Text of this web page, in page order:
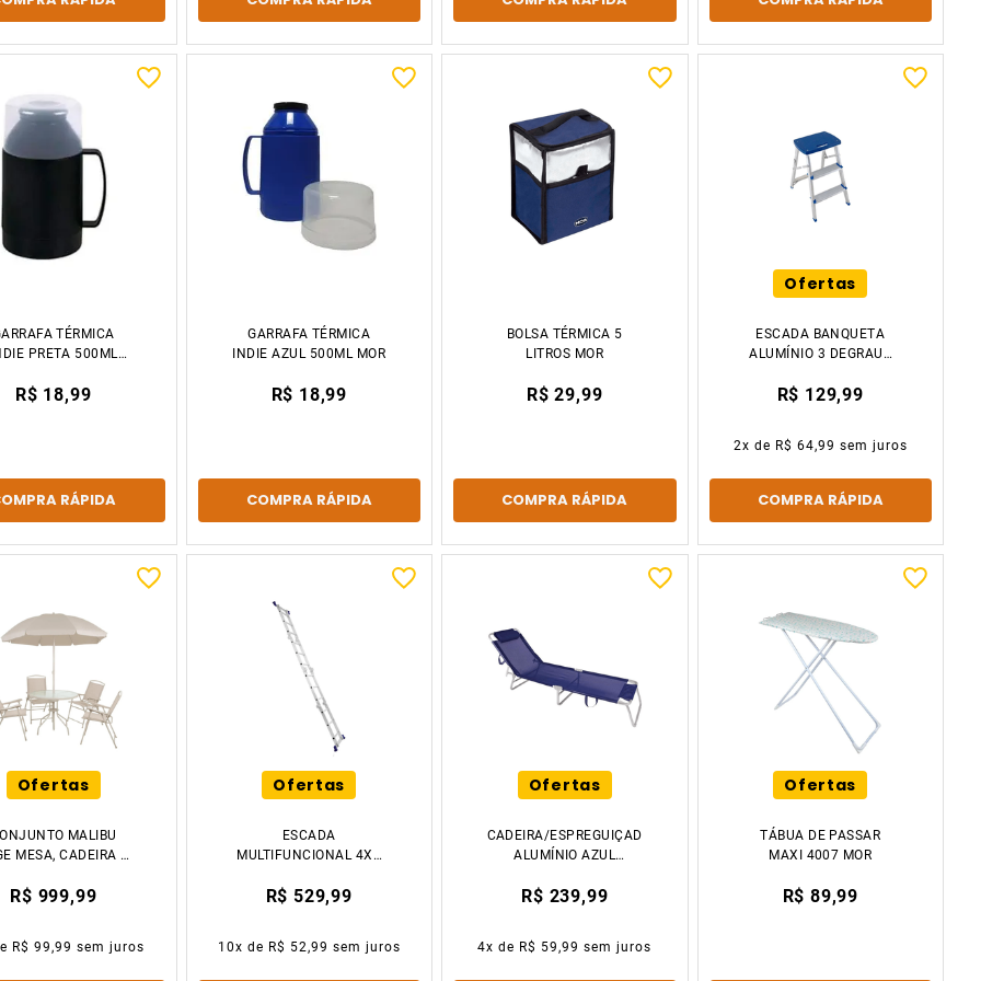
TÉRMICA
PRETA 500ML
R$ 18,99
RÁPIDA
GARRAFA TÉRMICA
INDIE AZUL 500ML MOR
R$ 18,99
COMPRA RÁPIDA
BOLSA TÉRMICA 5
LITROS MOR
R$ 29,99
COMPRA RÁPIDA
Ofertas
ESCADA BANQUETA
ALUMÍNIO 3 DEGRAUS
R$ 129,99
2x de R$ 64,99 sem juros
COMPRA RÁPIDA
Ofertas
MALIBU
MESA, CADEIRA E
R$ 999,99
R$ 99,99 sem juros
Ofertas
ESCADA
MULTIFUNCIONAL 4X3
R$ 529,99
10x de R$ 52,99 sem juros
Ofertas
CADEIRA/ESPREGUIÇADEIRA
ALUMÍNIO AZUL
R$ 239,99
4x de R$ 59,99 sem juros
Ofertas
TÁBUA DE PASSAR
MAXI 4007 MOR
R$ 89,99